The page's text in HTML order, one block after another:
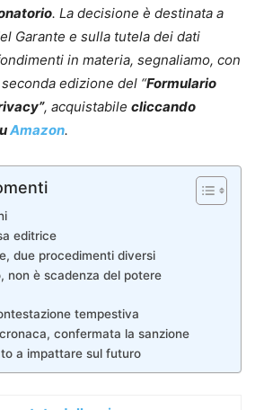
. La decisione è destinata a
Garante e sulla tutela dei dati
in materia, segnaliamo, con
edizione del “Formulario
, acquistabile cliccando
Amazon.
editrice
due procedimenti diversi
non è scadenza del potere
tempestiva
confermata la sanzione
a impattare sul futuro